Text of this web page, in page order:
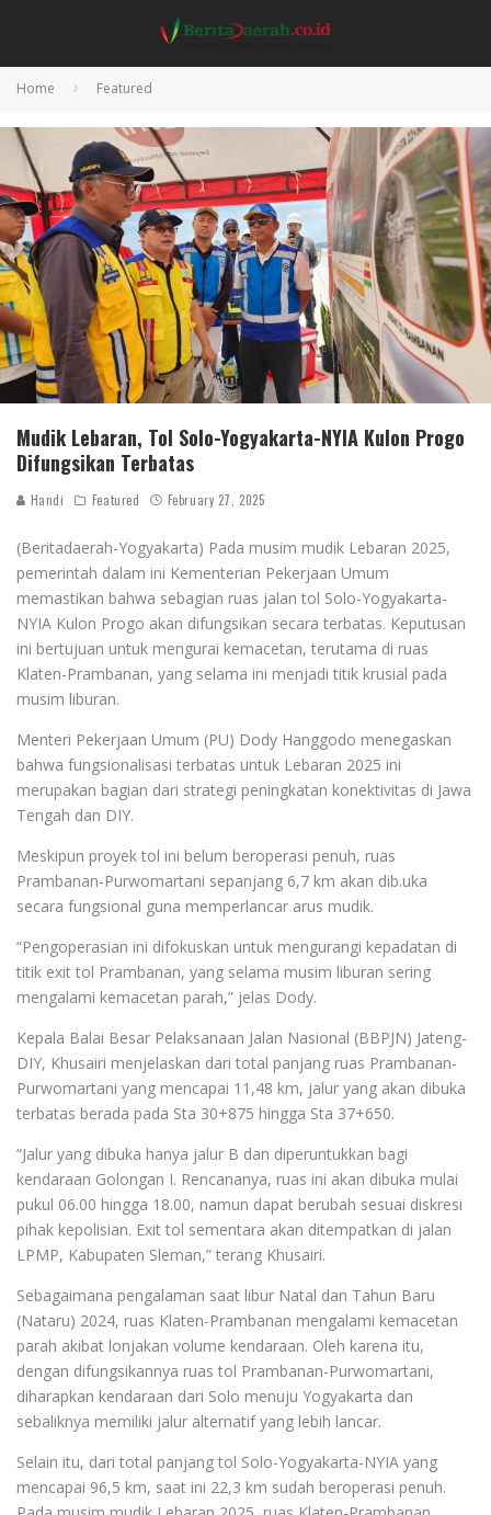
Home Featured
Mudik Lebaran, Tol Solo-Yogyakarta-NYIA Kulon Progo
Difungsikan Terbatas
Handi Featured February 27, 2025
(Beritadaerah-Yogyakarta) Pada musim mudik Lebaran 2025,
pemerintah dalam ini Kementerian Pekerjaan Umum
memastikan bahwa sebagian ruas jalan tol Solo-Yogyakarta-
NYIA Kulon Progo akan difungsikan secara terbatas. Keputusan
ini bertujuan untuk mengurai kemacetan, terutama di ruas
Klaten-Prambanan, yang selama ini menjadi titik krusial pada
musim liburan.
Menteri Pekerjaan Umum (PU) Dody Hanggodo menegaskan
bahwa fungsionalisasi terbatas untuk Lebaran 2025 ini
merupakan bagian dari strategi peningkatan konektivitas di Jawa
Tengah dan DIY.
Meskipun proyek tol ini belum beroperasi penuh, ruas
Prambanan-Purwomartani sepanjang 6,7 km akan dib.uka
secara fungsional guna memperlancar arus mudik.
“Pengoperasian ini difokuskan untuk mengurangi kepadatan di
titik exit tol Prambanan, yang selama musim liburan sering
mengalami kemacetan parah,” jelas Dody.
Kepala Balai Besar Pelaksanaan Jalan Nasional (BBPJN) Jateng-
DIY, Khusairi menjelaskan dari total panjang ruas Prambanan-
Purwomartani yang mencapai 11,48 km, jalur yang akan dibuka
terbatas berada pada Sta 30+875 hingga Sta 37+650.
“Jalur yang dibuka hanya jalur B dan diperuntukkan bagi
kendaraan Golongan I. Rencananya, ruas ini akan dibuka mulai
pukul 06.00 hingga 18.00, namun dapat berubah sesuai diskresi
pihak kepolisian. Exit tol sementara akan ditempatkan di jalan
LPMP, Kabupaten Sleman,” terang Khusairi.
Sebagaimana pengalaman saat libur Natal dan Tahun Baru
(Nataru) 2024, ruas Klaten-Prambanan mengalami kemacetan
parah akibat lonjakan volume kendaraan. Oleh karena itu,
dengan difungsikannya ruas tol Prambanan-Purwomartani,
diharapkan kendaraan dari Solo menuju Yogyakarta dan
sebaliknya memiliki jalur alternatif yang lebih lancar.
Selain itu, dari total panjang tol Solo-Yogyakarta-NYIA yang
mencapai 96,5 km, saat ini 22,3 km sudah beroperasi penuh.